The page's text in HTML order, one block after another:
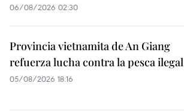
06/08/2026 02:30
Provincia vietnamita de An Giang
refuerza lucha contra la pesca ilegal
05/08/2026 18:16